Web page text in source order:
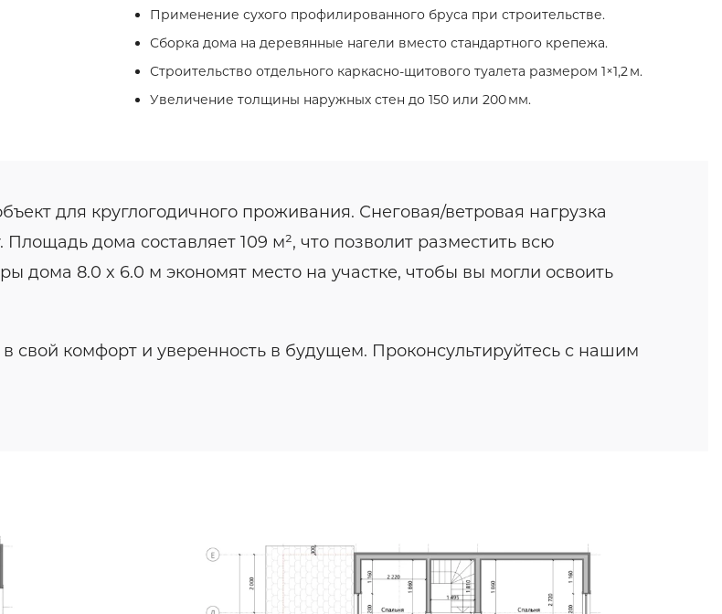
Применение сухого профилированного бруса при строительстве.
Сборка дома на деревянные нагели вместо стандартного крепежа.
Строительство отдельного каркасно‑щитового туалета размером 1×1,2 м.
Увеличение толщины наружных стен до 150 или 200 мм.
для круглогодичного проживания. Снеговая/ветровая нагрузка
дома составляет 109 м², что позволит разместить всю
дома 8.0 x 6.0 м экономят место на участке, чтобы вы могли освоить
комфорт и уверенность в будущем. Проконсультируйтесь с нашим